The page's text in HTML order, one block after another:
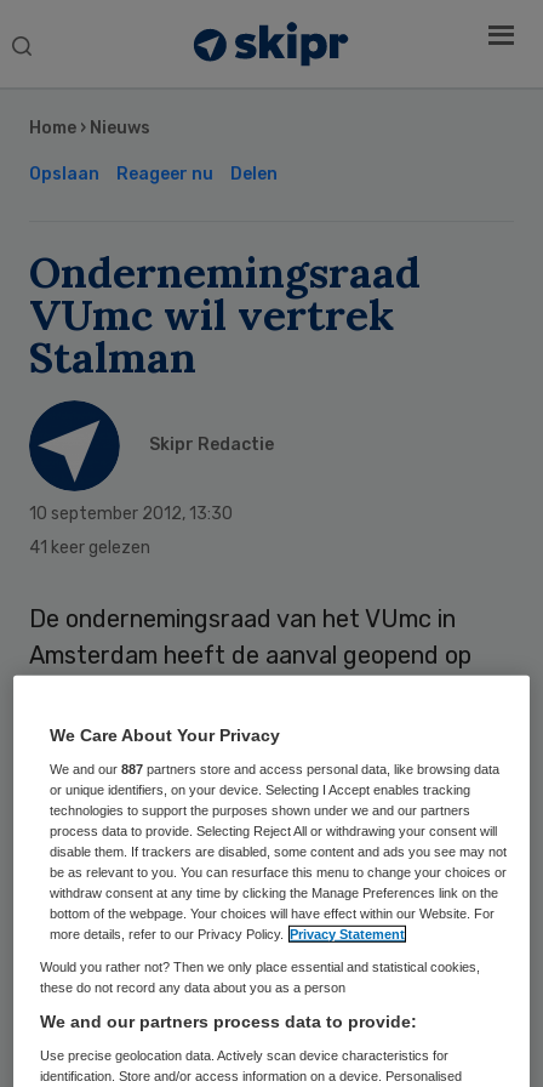
Search
Home › Nieuws
Opslaan Reageer nu Delen
Ondernemingsraad
VUmc wil vertrek
Stalman
Skipr Redactie
10 september 2012, 13:30
41 keer gelezen
De ondernemingsraad van het VUmc in
Amsterdam heeft de aanval geopend op
bleef zitten na het uitbreken van de crisis in
het ziekenhuis.
Ontslag
De OR schrijft er ‘niet van overtuigd’ te zijn
dat Stalman kan aanblijven, zo meldt
Volkskrant.Stalman zou degene zijn
geweest die eerder had aangedrongen op
het ontslag van klokkenluider Piet Postmus.
Sidebar
We Care About Your Privacy
We and our887 partners store and access personal data, like browsing data
or unique identifiers, on your device. Selecting I Accept enables tracking
technologies to support the purposes shown under we and our partners
process data to provide. Selecting Reject All or withdrawing your consent will
disable them. If trackers are disabled, some content and ads you see may not
be as relevant to you. You can resurface this menu to change your choices or
withdraw consent at any time by clicking the Manage Preferences link on the
bottom of the webpage. Your choices will have effect within our Website. For
more details, refer to our Privacy Policy.
Privacy Statement
Would you rather not? Then we only place essential and statistical cookies,
these do not record any data about you as a person
We and our partners process data to provide:
Use precise geolocation data. Actively scan device characteristics for
identification. Store and/or access information on a device. Personalised